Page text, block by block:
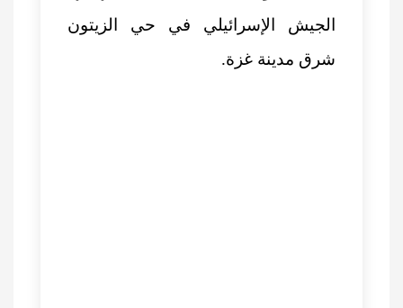
الجيش الإسرائيلي في حي الزيتون
شرق مدينة غزة.